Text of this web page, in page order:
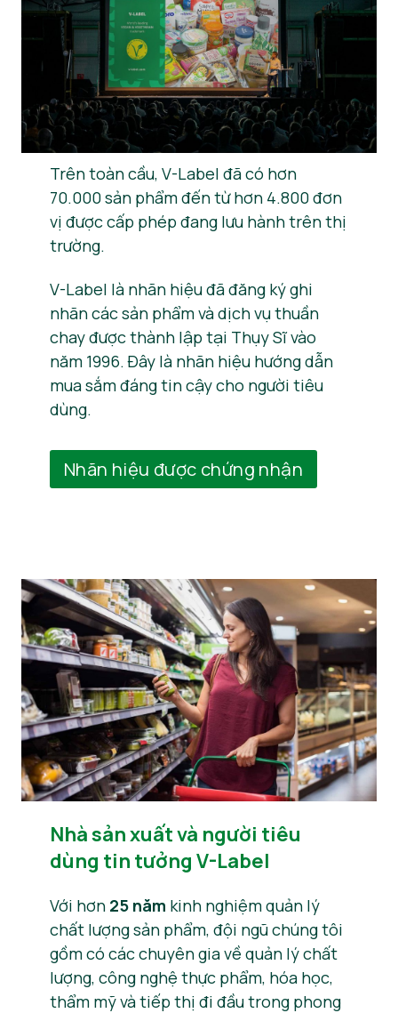
Tin tức
Vật liệu báo chí
Trên toàn cầu, V-Label đã có hơn
70.000 sản phẩm đến từ hơn 4.800 đơn
vị được cấp phép đang lưu hành trên thị
trường.
V-Label là nhãn hiệu đã đăng ký ghi
nhãn các sản phẩm và dịch vụ thuần
chay được thành lập tại Thụy Sĩ vào
năm 1996. Đây là nhãn hiệu hướng dẫn
mua sắm đáng tin cậy cho người tiêu
dùng.
Nhãn hiệu được chứng nhận
Nhà sản xuất và người tiêu
dùng tin tưởng V-Label
Với hơn 25 năm kinh nghiệm quản lý
chất lượng sản phẩm, đội ngũ chúng tôi
gồm có các chuyên gia về quản lý chất
lượng, công nghệ thực phẩm, hóa học,
thẩm mỹ và tiếp thị đi đầu trong phong